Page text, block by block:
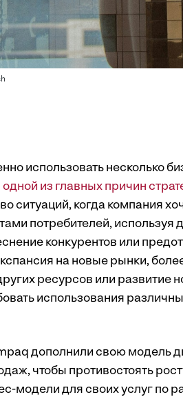
использовать несколько
одной из главных причин
ситуаций, когда компания
потребителей, используя
конкурентов или
на новые рынки,
ресурсов или развитие
использования
дополнили свою модель
чтобы противостоять
модели для своих услуг по